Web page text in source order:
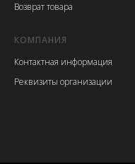
Возврат товара
КОМПАНИЯ
Контактная информация
Реквизиты организации